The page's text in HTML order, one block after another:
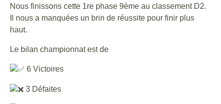
Nous finissons cette 1re phase 9ème au classement D2.
Il nous a manquées un brin de réussite pour finir plus
haut.
Le bilan championnat est de
6 Victoires
3 Défaites